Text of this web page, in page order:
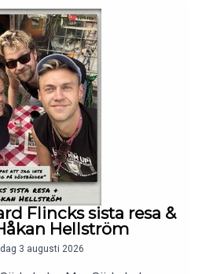
Flincks sista resa &
Hellström
3 augusti 2026